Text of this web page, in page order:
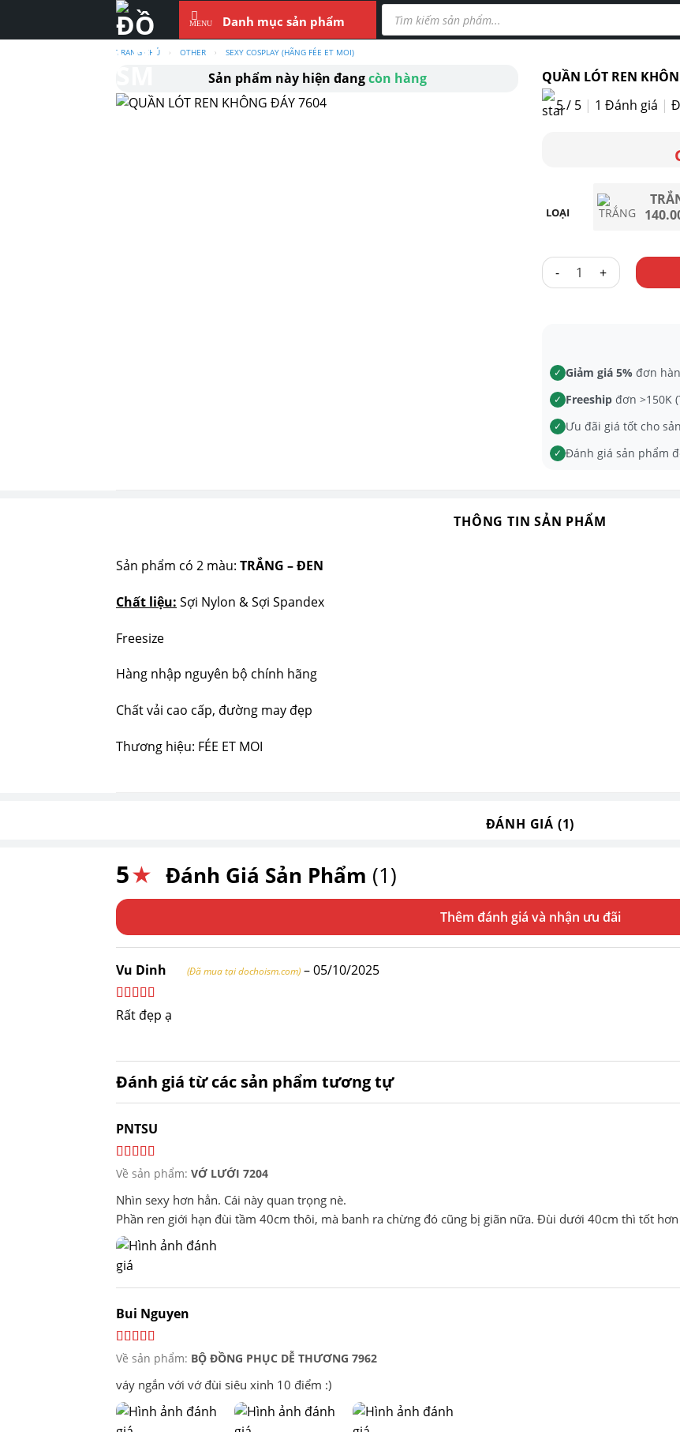
Danh mục sản phẩm
Tìm
kiếm
phẩm
TRANG CHỦ › OTHER › SEXY COSPLAY (HÃNG FÉE ET MOI)
Sản phẩm này hiện đangcòn hàng
QUẦN LÓT REN
5 / 5 | 1 Đánh giá |
LOẠI
QUẦN LÓT REN KHÔNG
✓ Giảm giá 5% đơn
✓ Freeship đơn >150K
✓ Ưu đãi giá tốt cho
✓ Đánh giá sản phẩm
THÔNG TIN SẢN PHẨM
Sản phẩm có 2 màu: TRẮNG – ĐEN
Chất liệu: Sợi Nylon & Sợi Spandex
Freesize
Hàng nhập nguyên bộ chính hãng
Chất vải cao cấp, đường may đẹp
Thương hiệu: FÉE ET MOI
ĐÁNH GIÁ (1)
5★ Đánh Giá Sản Phẩm (1)
Thêm đánh giá
Vu Dinh (Đã mua tại dochoism.com) –05/10/2025
Được xếp
5 sao
Rất đẹp ạ
Đánh giá từ các sản phẩm tương tự
PNTSU
Về sản phẩm: VỚ LƯỚI 7204
Nhìn sexy hơn hẳn. Cái này quan trọng nè.
Phần ren giới hạn đùi tầm 40cm thôi, mà banh ra chừng đó cũng bị giãn nữa. Đùi dưới 40cm thì tốt hơn
Bui Nguyen
Về sản phẩm: BỘ ĐỒNG PHỤC DỄ THƯƠNG 7962
váy ngắn với vớ đùi siêu xinh 10 điểm :)